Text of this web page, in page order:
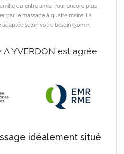
ou entre amis. Pour encore plus
par le massage à quatre mains. La
selon votre besoin (30min,
A YVERDON est agrée
idéalement situé